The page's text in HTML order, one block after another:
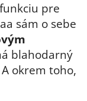
pre
sám o sebe
blahodarný
okrem toho,